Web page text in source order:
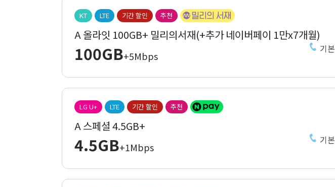
KT LTE 기간 할인 추천
A 올라잇 100GB+ 밀리의서재(+추가 네이버페이 1만x7개월)
100GB+5Mbps
기본
LG U+ LTE 기간 할인 추천
A 스페셜 4.5GB+
4.5GB+1Mbps
기본